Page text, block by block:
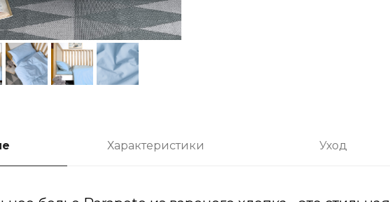
Характеристики Уход